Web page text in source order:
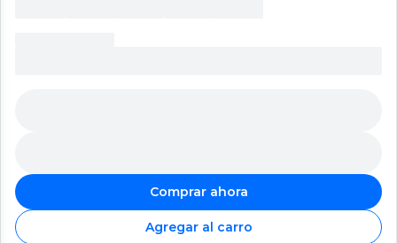
Comprar ahora
Agregar al carro